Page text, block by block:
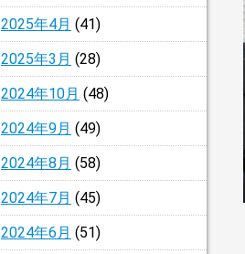
2025年4月 (41)
2025年3月 (28)
2024年10月 (48)
2024年9月 (49)
2024年8月 (58)
2024年7月 (45)
2024年6月 (51)